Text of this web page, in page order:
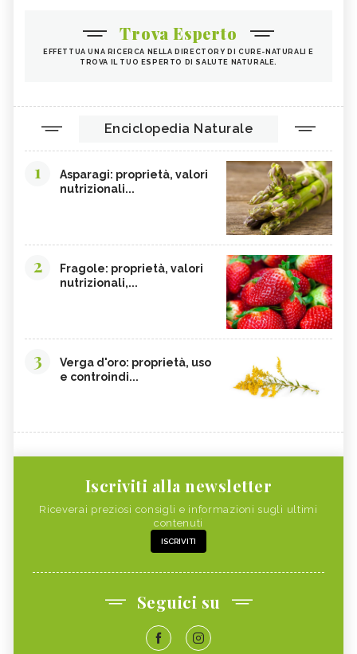
Trova Esperto
EFFETTUA UNA RICERCA NELLA DIRECTORY DI CURE-NATURALI E
TROVA IL TUO ESPERTO DI SALUTE NATURALE.
Enciclopedia Naturale
1
Asparagi: proprietà, valori
nutrizionali...
2
Fragole: proprietà, valori
nutrizionali,...
3
Verga d'oro: proprietà, uso
e controindi...
Iscriviti alla newsletter
Riceverai preziosi consigli e informazioni sugli ultimi
contenuti
ISCRIVITI
Seguici su